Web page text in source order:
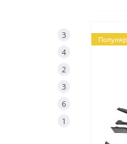
3
4
2
3
6
1